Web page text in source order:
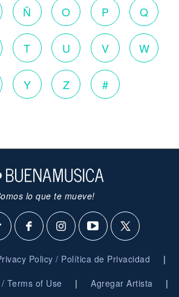
Ñ O P Q
T U V W
Y Z #
lo que te mueve!
Policy / Política de Privacidad |
Terms of Use | Agregar Artista |